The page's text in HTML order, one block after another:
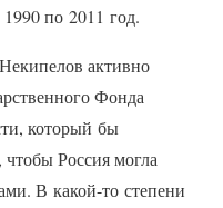
по 2011 год.
активно
Фонда
который бы
чтобы Россия могла
В какой-то степени